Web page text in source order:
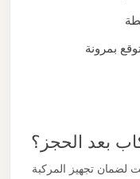
بمرونة
بعد الحجز؟
تجهيز المركبة